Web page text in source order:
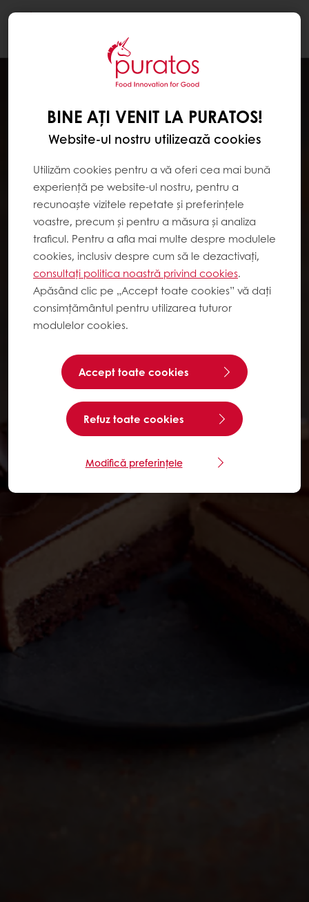
BINE AȚI VENIT LA PURATOS!
Website-ul nostru utilizează cookies
Utilizăm cookies pentru a vă oferi cea mai bună
experiență pe website-ul nostru, pentru a
recunoaște vizitele repetate și preferințele
voastre, precum și pentru a măsura și analiza
traficul. Pentru a afla mai multe despre modulele
cookies, inclusiv despre cum să le dezactivați,
consultați politica noastră privind cookies.
Apăsând clic pe „Accept toate cookies” vă dați
consimțământul pentru utilizarea tuturor
modulelor cookies.
Accept toate cookies
Refuz toate cookies
Modifică preferințele